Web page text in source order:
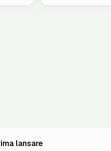
lansare